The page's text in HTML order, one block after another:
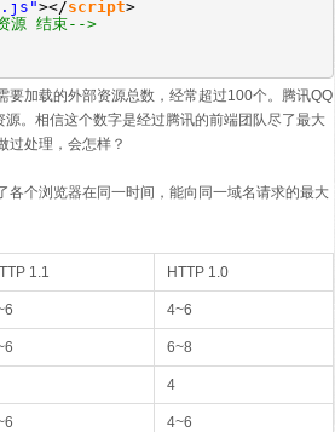
></script>
源 结束-->
要加载的外部资源总数，经常超过100个。腾讯QQ
。相信这个数字是经过腾讯的前端团队尽了最大
过处理，会怎样？
各个浏览器在同一时间，能向同一域名请求的最大
1.1 HTTP 1.0
4~6
6~8
4
4~6